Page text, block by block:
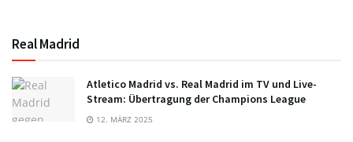
Real Madrid
Atletico Madrid vs. Real Madrid im TV und Live-
Stream: Übertragung der Champions League
12. MÄRZ 2025